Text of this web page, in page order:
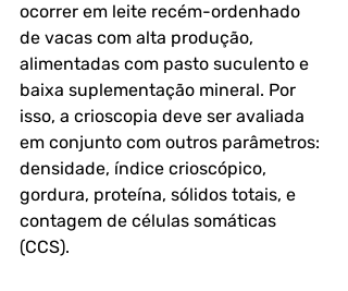
ocorrer em leite recém-ordenhado
de vacas com alta produção,
alimentadas com pasto suculento e
baixa suplementação mineral. Por
isso, a crioscopia deve ser avaliada
em conjunto com outros parâmetros:
densidade, índice crioscópico,
gordura, proteína, sólidos totais, e
contagem de células somáticas
(CCS).